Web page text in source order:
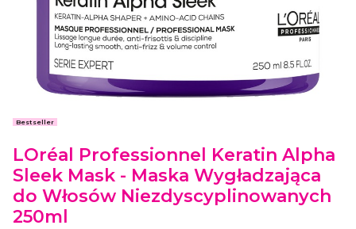
Etykiety
Bestseller
LOréal Professionnel Keratin Alpha
Sleek Mask - Maska Wygładzająca
do Włosów Niezdyscyplinowanych
250ml